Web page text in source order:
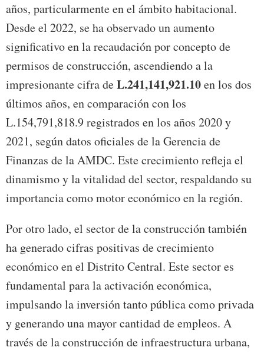
años, particularmente en el ámbito habitacional.
Desde el 2022, se ha observado un aumento
significativo en la recaudación por concepto de
permisos de construcción, ascendiendo a la
impresionante cifra deL.241,141,921.10en los dos
últimos años, en comparación con los
L.154,791,818.9 registrados en los años 2020 y
2021, según datos oficiales de la Gerencia de
Finanzas de la AMDC. Este crecimiento refleja el
dinamismo y la vitalidad del sector, respaldando su
importancia como motor económico en la región.
Por otro lado, el sector de la construcción también
ha generado cifras positivas de crecimiento
económico en el Distrito Central. Este sector es
fundamental para la activación económica,
impulsando la inversión tanto pública como privada
y generando una mayor cantidad de empleos. A
través de la construcción de infraestructura urbana,